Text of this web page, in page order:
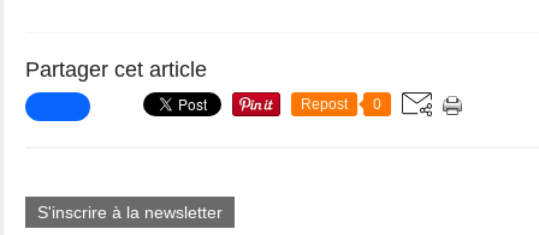
Partager cet article
Repost 0
S'inscrire à la newsletter